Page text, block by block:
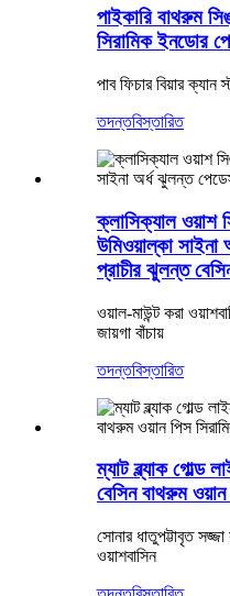
পাইকারি বাথরুম
সিরামিক ইনডোর
পাব ফিচার বিয়ার ক্যান
তদন্তবিস্তারিত
ক্লাসিক্যাল ওয়াশ
উমিওয়াল্কা সাইনা
প্রাচীর ঝুলন্ত
ওয়াল-মাউন্ট করা
জায়গা বাঁচায়
তদন্তবিস্তারিত
ম্যাট ব্ল্যাক গোল্ড
বেসিন বাথরুম ওয়ান
সোনার ধাতুপট্টাবৃত
ওয়াশবাসিন